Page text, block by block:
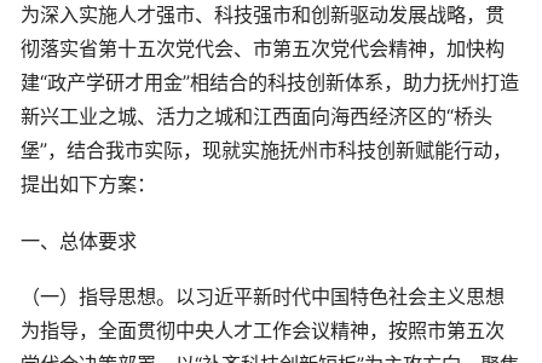
为深入实施人才强市、科技强市和创新驱动发展战略，贯
彻落实省第十五次党代会、市第五次党代会精神，加快构
建“政产学研才用金”相结合的科技创新体系，助力抚州打造
新兴工业之城、活力之城和江西面向海西经济区的“桥头
堡”，结合我市实际，现就实施抚州市科技创新赋能行动，
提出如下方案：
一、总体要求
（一）指导思想。以习近平新时代中国特色社会主义思想
为指导，全面贯彻中央人才工作会议精神，按照市第五次